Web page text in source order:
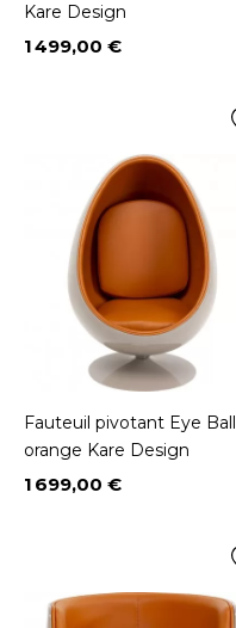
Kare Design
Prix
1 499,00 €
Fauteuil pivotant Eye Ball
orange Kare Design
Prix
1 699,00 €